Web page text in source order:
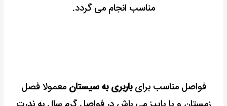
مناسب انجام می گردد.
فواصل مناسب برایباربری به سیستان معمولا فصل